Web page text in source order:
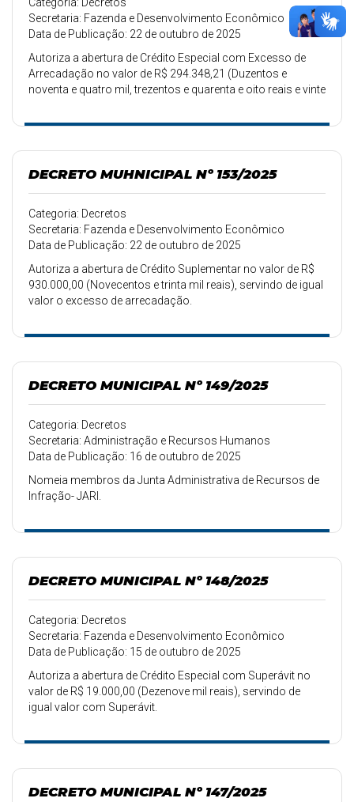
Secretaria: Fazenda e Desenvolvimento Econômico
Data de Publicação: 22 de outubro de 2025
Autoriza a abertura de Crédito Especial com Excesso de
Arrecadação no valor de R$ 294.348,21 (Duzentos e
noventa e quatro mil, trezentos e quarenta e oito reais e vinte
Arrecadação.
DECRETO MUHNICIPAL Nº 153/2025
Categoria: Decretos
Secretaria: Fazenda e Desenvolvimento Econômico
Data de Publicação: 22 de outubro de 2025
Autoriza a abertura de Crédito Suplementar no valor de R$
930.000,00 (Novecentos e trinta mil reais), servindo de igual
valor o excesso de arrecadação.
DECRETO MUNICIPAL Nº 149/2025
Categoria: Decretos
Secretaria: Administração e Recursos Humanos
Data de Publicação: 16 de outubro de 2025
Nomeia membros da Junta Administrativa de Recursos de
Infração- JARI.
DECRETO MUNICIPAL Nº 148/2025
Categoria: Decretos
Secretaria: Fazenda e Desenvolvimento Econômico
Data de Publicação: 15 de outubro de 2025
Autoriza a abertura de Crédito Especial com Superávit no
valor de R$ 19.000,00 (Dezenove mil reais), servindo de
igual valor com Superávit.
DECRETO MUNICIPAL Nº 147/2025